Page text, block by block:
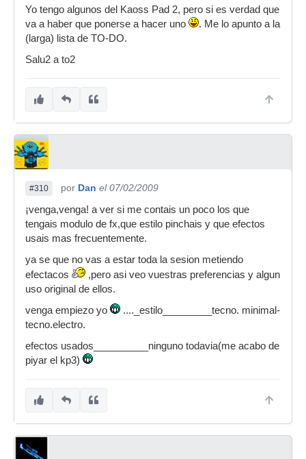
Yo tengo algunos del Kaoss Pad 2, pero si es verdad que
va a haber que ponerse a hacer uno
. Me lo apunto a la
(larga) lista de TO-DO.
Salu2 a to2
#310 por Dan el 07/02/2009
¡venga,venga! a ver si me contais un poco los que
tengais modulo de fx,que estilo pinchais y que efectos
usais mas frecuentemente.
ya se que no vas a estar toda la sesion metiendo
efectacos
,pero asi veo vuestras preferencias y algun
uso original de ellos.
venga empiezo yo
...._estilo_________tecno. minimal-
tecno.electro.
efectos usados__________ninguno todavia(me acabo de
piyar el kp3)